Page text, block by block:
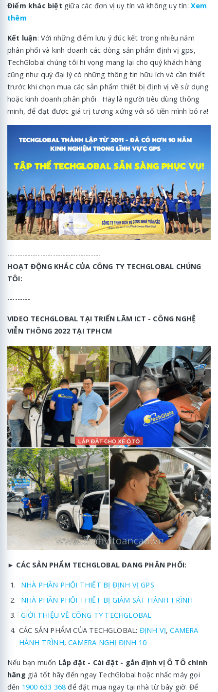
Điểm khác biệt giữa các đơn vị uy tín và không uy tín: Xem
thêm
Kết luận: Với những điểm lưu ý đúc kết trong nhiều năm
phân phối và kinh doanh các dòng sản phẩm định vị gps,
TechGlobal chúng tôi hi vọng mang lại cho quý khách hàng
cũng như quý đại lý có những thông tin hữu ích và cần thiết
trước khi chọn mua các sản phẩm thiết bị định vị về sử dụng
hoặc kinh doanh phân phối . Hãy là người tiêu dùng thông
minh, để đạt được giá trị tương xứng với số tiền mình bỏ ra!
-------------------------------------
HOẠT ĐỘNG KHÁC CỦA CÔNG TY TECHGLOBAL CHÚNG
TÔI:
---------
VIDEO TECHGLOBAL TẠI TRIỂN LÃM ICT - CÔNG NGHỆ
VIỄN THÔNG 2022 TẠI TPHCM
► CÁC SẢN PHẨM TECHGLOBAL ĐANG PHÂN PHỐI:
NHÀ PHÂN PHỐI THIẾT BỊ ĐỊNH VỊ GPS
NHÀ PHÂN PHỐI THIẾT BỊ GIÁM SÁT HÀNH TRÌNH
GIỚI THIỆU VỀ CÔNG TY TECHGLOBAL
CÁC SẢN PHẨM CỦA TECHGLOBAL: ĐỊNH VỊ,CAMERA
HÀNH TRÌNH,CAMERA NGHỊ ĐỊNH 10
Nếu bạn muốn Lắp đặt - Cài đặt - gắn định vị Ô TÔ chính
hãng giá tốt hãy đến ngay TechGlobal hoặc nhấc máy gọi
đến 1900 633 368 để đặt mua ngay tại nhà từ bây giờ. Để